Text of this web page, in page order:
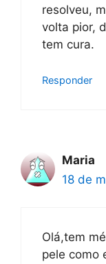
resolveu,
volta pior,
tem cura.
Responder
Maria
18 de
Olá,tem
pele como